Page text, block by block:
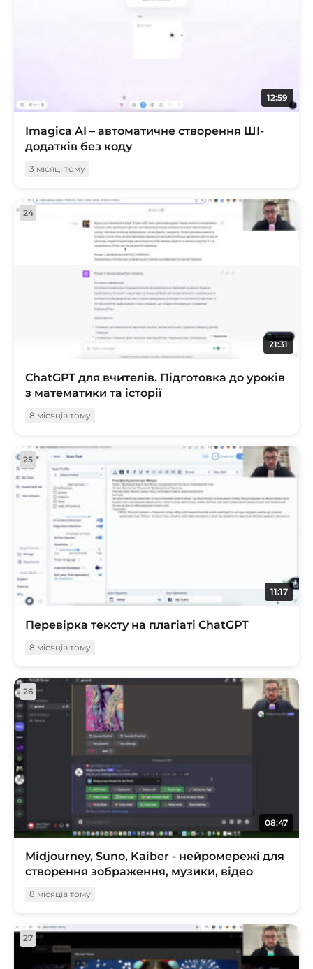
12:59
Imagica AI – автоматичне створення ШІ-
додатків без коду
3 місяці тому
24
21:31
ChatGPT для вчителів. Підготовка до уроків
з математики та історії
8 місяців тому
25
11:17
Перевірка тексту на плагіаті ChatGPT
8 місяців тому
26
08:47
Midjourney, Suno, Kaiber - нейромережі для
створення зображення, музики, відео
8 місяців тому
27